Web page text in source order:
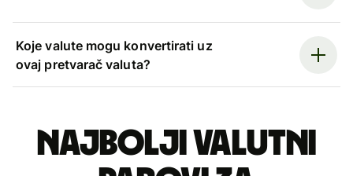
Koje valute mogu konvertirati uz
ovaj pretvarač valuta?
Najbolji valutni